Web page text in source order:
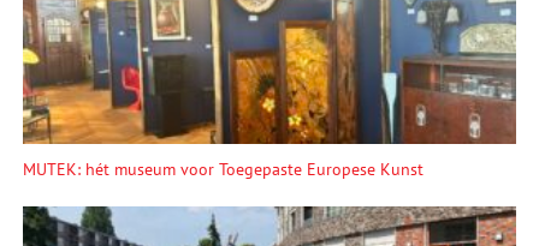
MUTEK: hét museum voor Toegepaste Europese Kunst